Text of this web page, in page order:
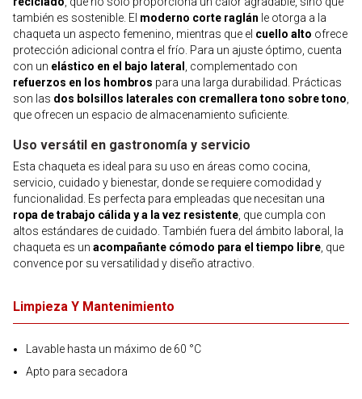
también es sostenible. El moderno corte raglán le otorga a la
chaqueta un aspecto femenino, mientras que el cuello alto ofrece
protección adicional contra el frío. Para un ajuste óptimo, cuenta
con un elástico en el bajo lateral
, complementado con
refuerzos en los hombros para una larga durabilidad. Prácticas
son las dos bolsillos laterales con cremallera tono sobre tono
que ofrecen un espacio de almacenamiento suficiente.
Uso versátil en gastronomía y servicio
Esta chaqueta es ideal para su uso en áreas como cocina,
servicio, cuidado y bienestar, donde se requiere comodidad y
funcionalidad. Es perfecta para empleadas que necesitan una
ropa de trabajo cálida y a la vez resistente , que cumpla con
altos estándares de cuidado. También fuera del ámbito laboral, la
chaqueta es un acompañante cómodo para el tiempo libre , que
convence por su versatilidad y diseño atractivo.
Limpieza Y Mantenimiento
Lavable hasta un máximo de 60 °C
Apto para secadora